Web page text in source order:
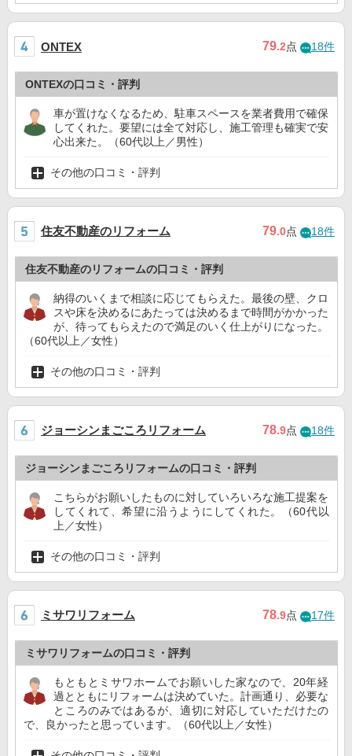
ONTEX 79.2点 18件
ONTEXの口コミ・評判
車が置けなくなるため、駐車スペースを業者費用で確保
してくれた。要望には全て対応し、施工管理も確実で安
心出来た。（60代以上／男性）
その他の口コミ・評判
住友不動産のリフォーム 79.0点 18件
住友不動産のリフォームの口コミ・評判
納得のいくまで相談に応じてもらえた。最後の壁、クロ
スや床を決めるにあたっては決めるまで時間がかかった
が、待ってもらえたので満足のいく仕上がりになった。
（60代以上／女性）
その他の口コミ・評判
ジョーシンまごころリフォーム 78.9点 18件
ジョーシンまごころリフォームの口コミ・評判
こちらがお願いしたものに対していろいろな施工提案を
してくれて、希望に沿うようにしてくれた。（60代以
上／女性）
その他の口コミ・評判
ミサワリフォーム 78.9点 17件
ミサワリフォームの口コミ・評判
もともとミサワホームでお願いした家なので、20年経
過とともにリフォームは決めていた。計画通り、必要な
ところのみではあるが、適切に対応していただけたの
で、良かったと思っています。（60代以上／女性）